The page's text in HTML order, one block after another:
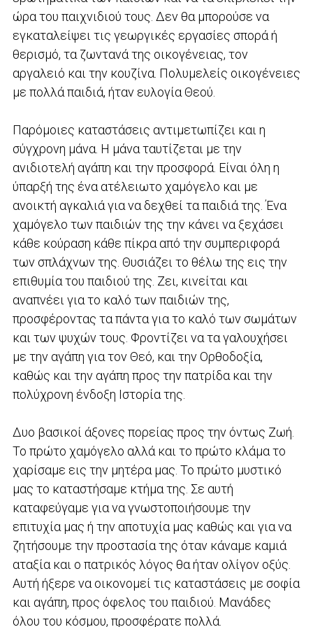
ώρα του παιχνιδιού τους. Δεν θα μπορούσε να
εγκαταλείψει τις γεωργικές εργασίες σπορά ή
θερισμό, τα ζωντανά της οικογένειας, τον
αργαλειό και την κουζίνα. Πολυμελείς οικογένειες
με πολλά παιδιά, ήταν ευλογία Θεού.
Παρόμοιες καταστάσεις αντιμετωπίζει και η
σύγχρονη μάνα. Η μάνα ταυτίζεται με την
ανιδιοτελή αγάπη και την προσφορά. Είναι όλη η
ύπαρξή της ένα ατέλειωτο χαμόγελο και με
ανοικτή αγκαλιά για να δεχθεί τα παιδιά της. Ένα
χαμόγελο των παιδιών της την κάνει να ξεχάσει
κάθε κούραση κάθε πίκρα από την συμπεριφορά
των σπλάχνων της. Θυσιάζει το θέλω της εις την
επιθυμία του παιδιού της. Ζει, κινείται και
αναπνέει για το καλό των παιδιών της,
προσφέροντας τα πάντα για το καλό των σωμάτων
και των ψυχών τους. Φροντίζει να τα γαλουχήσει
με την αγάπη για τον Θεό, και την Ορθοδοξία,
καθώς και την αγάπη προς την πατρίδα και την
πολύχρονη ένδοξη Ιστορία της.
Δυο βασικοί άξονες πορείας προς την όντως Ζωή.
Το πρώτο χαμόγελο αλλά και το πρώτο κλάμα το
χαρίσαμε εις την μητέρα μας. Το πρώτο μυστικό
μας το καταστήσαμε κτήμα της. Σε αυτή
καταφεύγαμε για να γνωστοποιήσουμε την
επιτυχία μας ή την αποτυχία μας καθώς και για να
ζητήσουμε την προστασία της όταν κάναμε καμιά
αταξία και ο πατρικός λόγος θα ήταν ολίγον οξύς.
Αυτή ήξερε να οικονομεί τις καταστάσεις με σοφία
και αγάπη, προς όφελος του παιδιού. Μανάδες
όλου του κόσμου, προσφέρατε πολλά.